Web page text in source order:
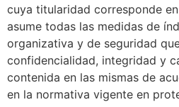
cuya titularidad corresponde
asume todas las medidas de
organizativa y de seguridad
confidencialidad, integridad y
contenida en las mismas de
en la normativa vigente en